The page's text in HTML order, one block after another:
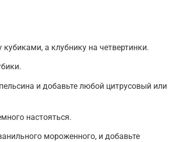
а клубнику на четвертинки.
и добавьте любой цитрусовый или
настояться.
мороженного, и добавьте